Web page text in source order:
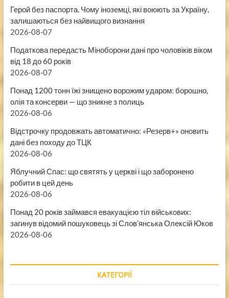
Герой без паспорта. Чому іноземці, які воюють за Україну,
залишаються без найвищого визнання
2026-08-07
Податкова передасть Міноборони дані про чоловіків віком
від 18 до 60 років
2026-08-07
Понад 1200 тонн їжі знищено ворожим ударом: борошно,
олія та консерви — що зникне з полиць
2026-08-06
Відстрочку продовжать автоматично: «Резерв+» оновить
дані без походу до ТЦК
2026-08-06
Яблучний Спас: що святять у церкві і що заборонено
робити в цей день
2026-08-06
Понад 20 років займався евакуацією тіл військових:
загинув відомий пошуковець зі Слов’янська Олексій Юков
2026-08-06
КАТЕГОРІЇ